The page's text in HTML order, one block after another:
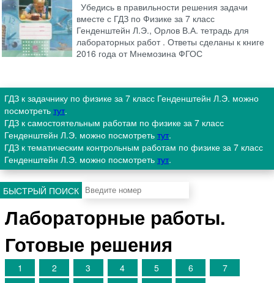
Убедись в правильности решения задачи
вместе с ГДЗ по Физике за 7 класс
Генденштейн Л.Э., Орлов В.А. тетрадь для
лабораторных работ . Ответы сделаны к книге
2016 года от Мнемозина ФГОС
ГДЗ к задачнику по физике за 7 класс Генденштейн Л.Э. можно
посмотреть тут.
ГДЗ к самостоятельным работам по физике за 7 класс
Генденштейн Л.Э. можно посмотреть тут.
ГДЗ к тематическим контрольным работам по физике за 7 класс
Генденштейн Л.Э. можно посмотреть тут.
БЫСТРЫЙ ПОИСК
Лабораторные работы.
Готовые решения
1 2 3 4 5 6
7